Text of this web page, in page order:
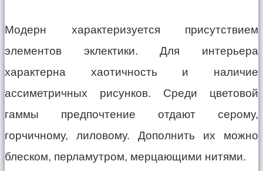
Модерн характеризуется присутствием
элементов эклектики. Для интерьера
характерна хаотичность и наличие
ассиметричных рисунков. Среди цветовой
гаммы предпочтение отдают серому,
горчичному, лиловому. Дополнить их можно
блеском, перламутром, мерцающими нитями.